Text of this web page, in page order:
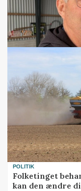
POLITIK
Folketinget
kan den ændre